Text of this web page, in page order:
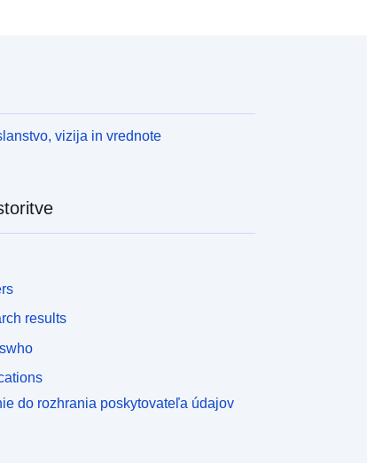
vizija in vrednote
results
do rozhrania poskytovateľa údajov